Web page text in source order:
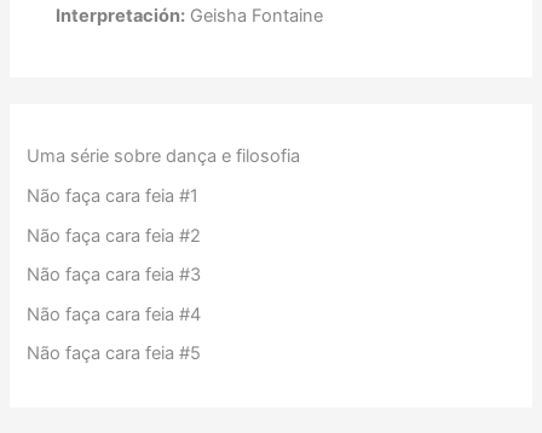
Interpretación:Geisha Fontaine
Uma série sobre dança e filosofia
Não faça cara feia #1
Não faça cara feia #2
Não faça cara feia #3
Não faça cara feia #4
Não faça cara feia #5